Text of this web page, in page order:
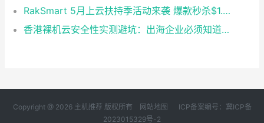
RakSmart 5月上云扶持季活动来袭 爆款秒杀$1.99起！新用户首单6.5折
香港裸机云安全性实测避坑：出海企业必须知道的底层真相
Copyright @ 2026 主机推荐 版权所有 网站地图
ICP备案编号：冀ICP备
2023015329号-2